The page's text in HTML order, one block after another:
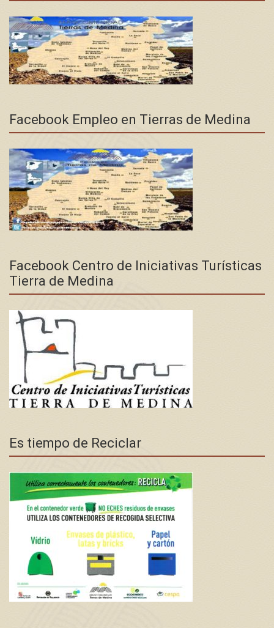
Facebook Empleo en Tierras de Medina
Facebook Centro de Iniciativas Turísticas
Tierra de Medina
Es tiempo de Reciclar